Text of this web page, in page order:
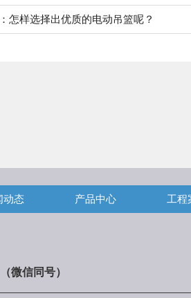
怎样选择出优质的电动吊篮呢？
动态 产品中心 工程
（微信同号）